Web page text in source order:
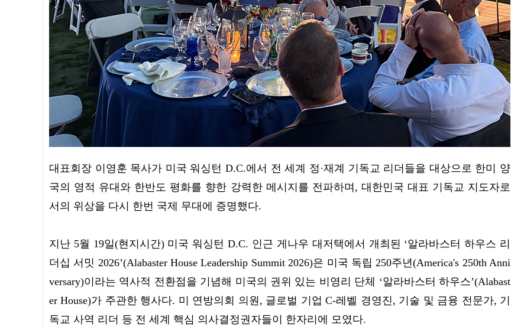
대표회장 이영훈 목사가 미국 워싱턴 D.C.에서 전 세계 정·재계 기독교 리더들을 대상으로 한미 양
국의 영적 유대와 한반도 평화를 향한 강력한 메시지를 전파하며, 대한민국 대표 기독교 지도자로
서의 위상을 다시 한번 국제 무대에 증명했다.
지난 5월 19일(현지시간) 미국 워싱턴 D.C. 인근 게나우 대저택에서 개최된 ‘알라바스터 하우스 리
더십 서밋 2026’(Alabaster House Leadership Summit 2026)은 미국 독립 250주년(America's 250th Anni
versary)이라는 역사적 전환점을 기념해 미국의 권위 있는 비영리 단체 ‘알라바스터 하우스’(Alabast
er House)가 주관한 행사다. 미 연방의회 의원, 글로벌 기업 C-레벨 경영진, 기술 및 금융 전문가, 기
독교 사역 리더 등 전 세계 핵심 의사결정권자들이 한자리에 모였다.